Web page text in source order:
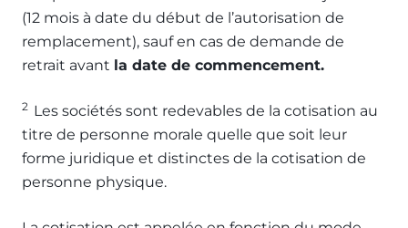
(12 mois à date du début de l’autorisation de
remplacement), sauf en cas de demande de
retrait avant la date de commencement.
2 Les sociétés sont redevables de la cotisation au
titre de personne morale quelle que soit leur
forme juridique et distinctes de la cotisation de
personne physique.